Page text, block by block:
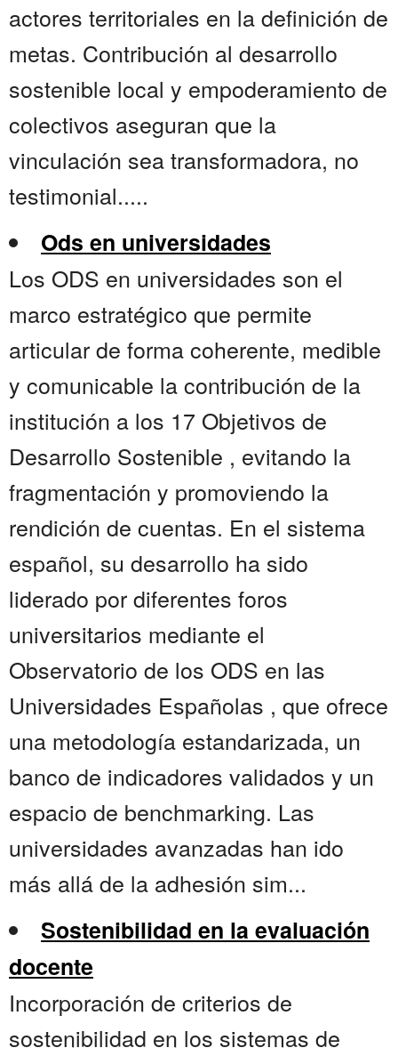
actores territoriales en la definición de
metas. Contribución al desarrollo
sostenible local y empoderamiento de
colectivos aseguran que la
vinculación sea transformadora, no
testimonial.....
Ods en universidades
Los ODS en universidades son el
marco estratégico que permite
articular de forma coherente, medible
y comunicable la contribución de la
institución a los 17 Objetivos de
Desarrollo Sostenible , evitando la
fragmentación y promoviendo la
rendición de cuentas. En el sistema
español, su desarrollo ha sido
liderado por diferentes foros
universitarios mediante el
Observatorio de los ODS en las
Universidades Españolas , que ofrece
una metodología estandarizada, un
banco de indicadores validados y un
espacio de benchmarking. Las
universidades avanzadas han ido
más allá de la adhesión sim...
Sostenibilidad en la evaluación
docente
Incorporación de criterios de
sostenibilidad en los sistemas de